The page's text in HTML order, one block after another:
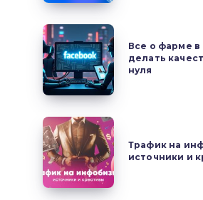
чаще
смотрит
на
MAC
CLOAKING.HOUSE
Все
о
фарме
в
Facebook:
как
делать
качественные
аккаунты
с
Все о фарме в
делать
нуля
Трафик
на
инфобизнес:
источники
Трафик на
источники и